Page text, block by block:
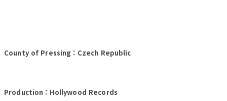
County of Pressing : Czech Republic
Production : Hollywood Records